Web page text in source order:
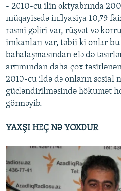
- 2010-cu ilin oktyabrında
müqayisədə inflyasiya 10,79
rəsmi gəliri var, rüşvət və
imkanları var, təbii ki onlar
bahalaşmasından elə də
artımından daha çox
2010-cu ildə də onların sosial
gücləndirilməsində hökumət
görməyib.
YAXŞI HEÇ NƏ YOXDUR